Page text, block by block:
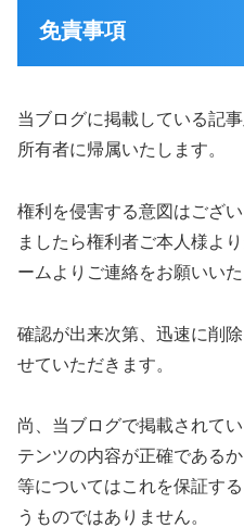
免責事項
当ブログに掲載している記
所有者に帰属いたします。
権利を侵害する意図はござ
ましたら権利者ご本人様よ
ームよりご連絡をお願いいた
確認が出来次第、迅速に削
せていただきます。
尚、当ブログで掲載されて
テンツの内容が正確である
等についてはこれを保証す
うものではありません。